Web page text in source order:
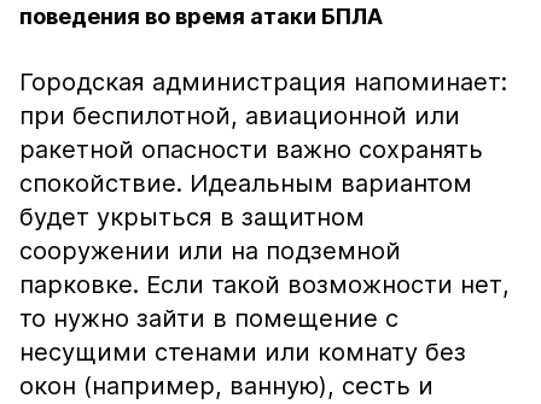
поведения во время атаки БПЛА
Городская администрация напоминает:
при беспилотной, авиационной или
ракетной опасности важно сохранять
спокойствие. Идеальным вариантом
будет укрыться в защитном
сооружении или на подземной
парковке. Если такой возможности нет,
то нужно зайти в помещение с
несущими стенами или комнату без
окон (например, ванную), сесть и